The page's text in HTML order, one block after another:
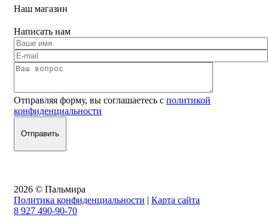
Наш магазин
Написать нам
Отправляя форму, вы соглашаетесь с политикой
конфиденциальности
2026 © Пальмира
Политика конфиденциальности | Карта сайта
8 927 490-90-70